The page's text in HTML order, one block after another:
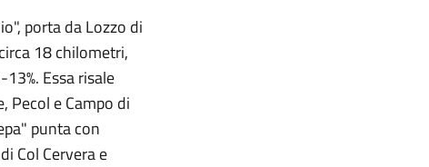
porta da Lozzo di
18 chilometri,
Essa risale
Pecol e Campo di
punta con
Col Cervera e